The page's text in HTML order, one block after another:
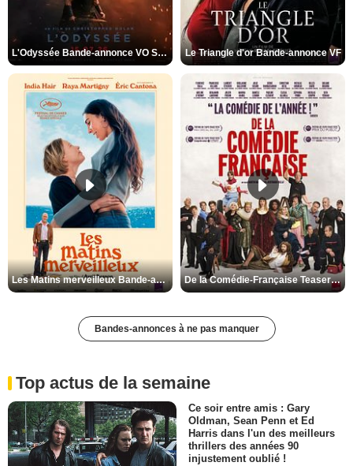
L'Odyssée Bande-annonce VO STFR Le Triangle d'or Bande-annonce VF
Les Matins merveilleux Bande-annonce VF De la Comédie-Française Teaser VF
Bandes-annonces à ne pas manquer
Top actus de la semaine
Ce soir entre amis : Gary
Oldman, Sean Penn et Ed
Harris dans l'un des meilleurs
thrillers des années 90
injustement oublié !